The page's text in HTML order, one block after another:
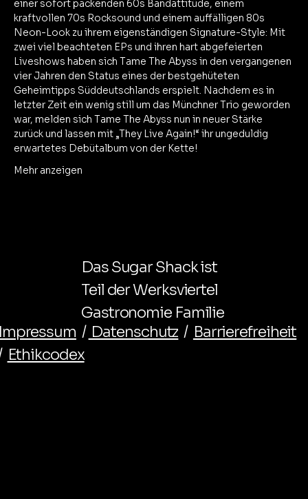
einer sofort packenden 60s Bandattitüde, einem
kraftvollen 70s Rocksound und einem auffälligen 80s
Neon-Look zu ihrem eigenständigen Signature-Style: Mit
zwei viel beachteten EPs und ihren hart abgefeierten
Liveshows haben sich Tame The Abyss in den vergangenen
vier Jahren den Status eines der bestgehüteten
Geheimtipps Süddeutschlands erspielt. Nachdem es in
letzter Zeit ein wenig still um das Münchner Trio geworden
war, melden sich Tame The Abyss nun in neuer Stärke
zurück und lassen mit „They Live Again!“ ihr ungeduldig
erwartetes Debütalbum von der Kette!
Mehr anzeigen
Das Sugar Shack ist
Teil der Werksviertel
Gastronomie Familie
/ Datenschutz / Barrierefreiheit
Ethikcodex